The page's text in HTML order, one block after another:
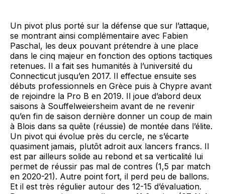
Un pivot plus porté sur la défense que sur l’attaque,
se montrant ainsi complémentaire avec Fabien
Paschal, les deux pouvant prétendre à une place
dans le cinq majeur en fonction des options tactiques
retenues. Il a fait ses humanités à l’université du
Connecticut jusqu’en 2017. Il effectue ensuite ses
débuts professionnels en Grèce puis à Chypre avant
de rejoindre la Pro B en 2019. Il joue d’abord deux
saisons à Souffelweiersheim avant de ne revenir
qu’en fin de saison dernière donner un coup de main
à Blois dans sa quête (réussie) de montée dans l’élite.
Un pivot qui évolue près du cercle, ne s’écarte
quasiment jamais, plutôt adroit aux lancers francs. Il
est par ailleurs solide au rebond et sa verticalité lui
permet de réussir pas mal de contres (1,5 par match
en 2020-21). Autre point fort, il perd peu de ballons.
Et il est très régulier autour des 12-15 d’évaluation.